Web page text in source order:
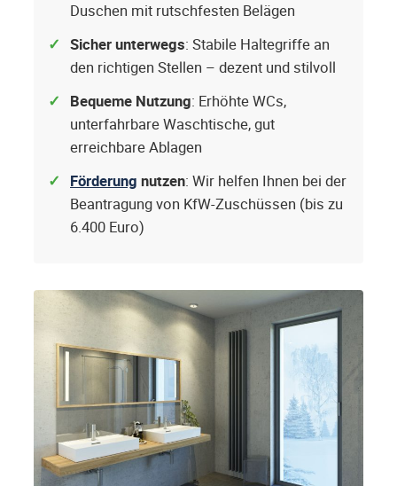
Duschen mit rutschfesten Belägen
Sicher unterwegs: Stabile Haltegriffe an
den richtigen Stellen – dezent und stilvoll
Bequeme Nutzung: Erhöhte WCs,
unterfahrbare Waschtische, gut
erreichbare Ablagen
Förderung nutzen: Wir helfen Ihnen bei der
Beantragung von KfW-Zuschüssen (bis zu
6.400 Euro)